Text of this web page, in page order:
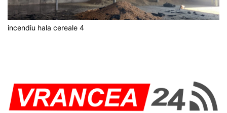
incendiu hala cereale 4